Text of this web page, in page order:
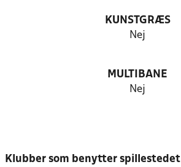
KUNSTGRÆS
Nej
MULTIBANE
Nej
Klubber som benytter spillestedet